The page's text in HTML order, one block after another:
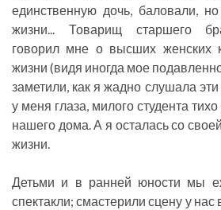
единственную дочь, баловали,
жизни... Товарищ старшего
говорил мне о высших женских
жизни (видя иногда мое
заметили, как я жадно слушала эти
у меня глаза, милого студента
нашего дома. А я осталась со
жизни.
Детьми и в ранней юности мы
спектакли; смастерили сцену у нас